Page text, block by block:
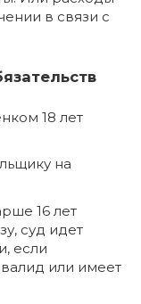
в связи с
18 лет
на
16 лет
суд идет
если
или имеет